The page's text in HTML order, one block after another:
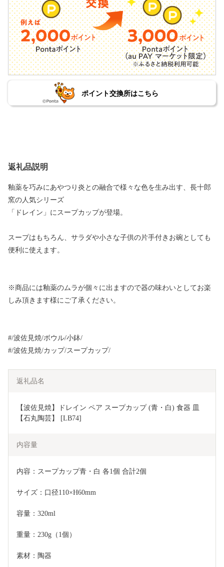
ポイント交換所はこちら
返礼品説明
釉薬を巧みにあやつり炎との融合で様々な色を生み出す、長十郎
窯の人気シリーズ
「ドレイン」にスープカップが登場。
スープはもちろん、サラダや小さな子供の片手付きお碗としても
便利に使えます。
※商品には釉薬のムラが個々に出ますので器の味わいとしてお楽
しみ頂きます様にご了承ください。
#/波佐見焼/ボウル/小鉢/
#/波佐見焼/カップ/スープカップ/
返礼品名
【波佐見焼】ドレイン ペア スープカップ (青・白) 食器 皿
【石丸陶芸】 [LB74]
内容量
内容：スープカップ青・白 各1個 合計2個
サイズ：口径110×H60mm
容量：320ml
重量：230g（1個）
素材：陶器